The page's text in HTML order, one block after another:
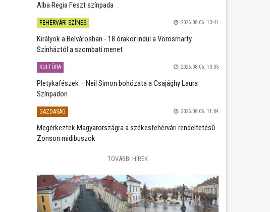
Alba Regia Feszt színpada
FEHÉRVÁRI SZÍNES 2026.08.06. 13:41
Királyok a Belvárosban - 18 órakor indul a Vörösmarty
Színháztól a szombati menet
KULTÚRA 2026.08.06. 13:35
Pletykafészek – Neil Simon bohózata a Csajághy Laura
Színpadon
GAZDASÁG 2026.08.06. 11:04
Megérkeztek Magyarországra a székesfehérvári rendeltetésű
Zonson midibuszok
TOVÁBBI HÍREK